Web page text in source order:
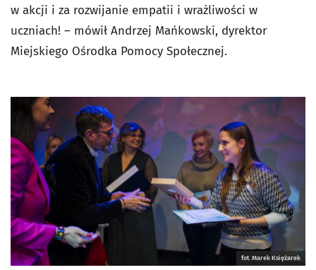
w akcji i za rozwijanie empatii i wrażliwości w
uczniach! – mówił Andrzej Mańkowski, dyrektor
Miejskiego Ośrodka Pomocy Społecznej.
fot. Marek Księżarek